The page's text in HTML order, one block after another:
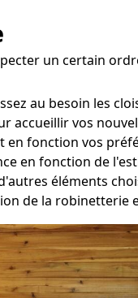
un certain
au besoin les
vos
en fonction vos
en fonction de
éléments
de la robinetterie